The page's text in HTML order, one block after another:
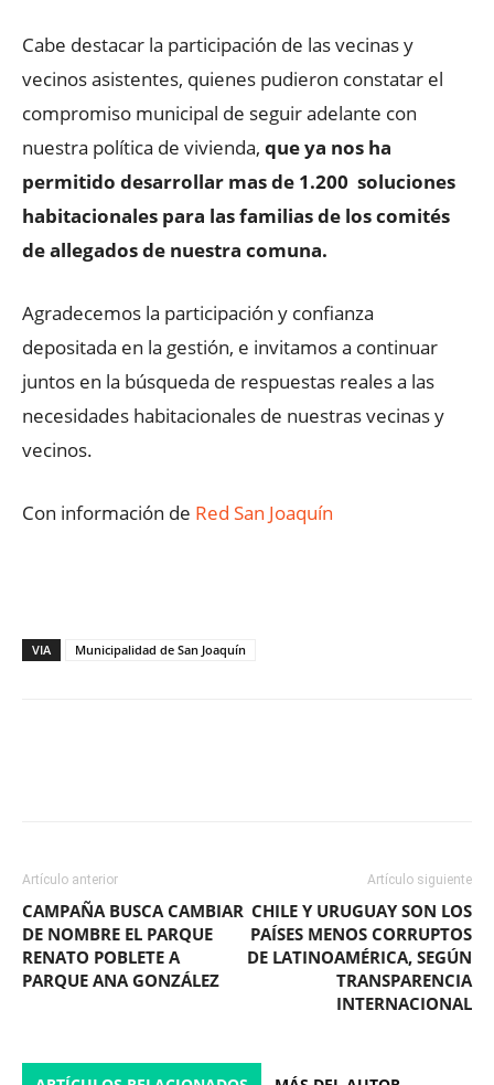
Cabe destacar la participación de las vecinas y
vecinos asistentes, quienes pudieron constatar el
compromiso municipal de seguir adelante con
nuestra política de vivienda, que ya nos ha
permitido desarrollar mas de 1.200 soluciones
habitacionales para las familias de los comités
de allegados de nuestra comuna.
Agradecemos la participación y confianza
depositada en la gestión, e invitamos a continuar
juntos en la búsqueda de respuestas reales a las
necesidades habitacionales de nuestras vecinas y
vecinos.
Con información de Red San Joaquín
VIA Municipalidad de San Joaquín
Artículo anterior
CAMPAÑA BUSCA CAMBIAR
DE NOMBRE EL PARQUE
RENATO POBLETE A
PARQUE ANA GONZÁLEZ
Artículo siguiente
CHILE Y URUGUAY SON LOS
PAÍSES MENOS CORRUPTOS
DE LATINOAMÉRICA, SEGÚN
TRANSPARENCIA
INTERNACIONAL